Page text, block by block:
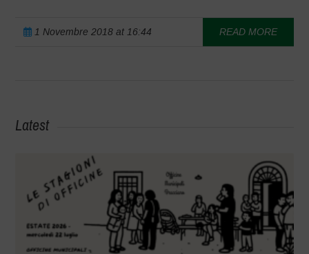
1 Novembre 2018 at 16:44 READ MORE
Latest